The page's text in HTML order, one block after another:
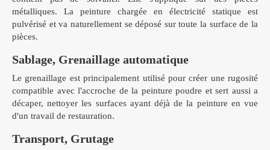
métalliques. La peinture chargée en électricité statique est
pulvérisé et va naturellement se déposé sur toute la surface de la
pièces.
Sablage, Grenaillage automatique
Le grenaillage est principalement utilisé pour créer une rugosité
compatible avec l'accroche de la peinture poudre et sert aussi a
décaper, nettoyer les surfaces ayant déjà de la peinture en vue
d'un travail de restauration.
Transport, Grutage